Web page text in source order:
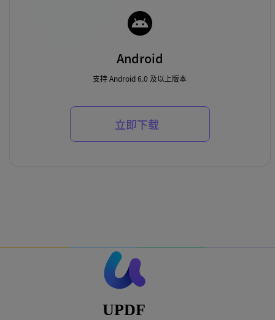
Android
支持 Android 6.0 及以上版本
立即下载
UPDF